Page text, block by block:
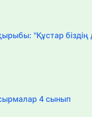
"Құстар
4 сынып